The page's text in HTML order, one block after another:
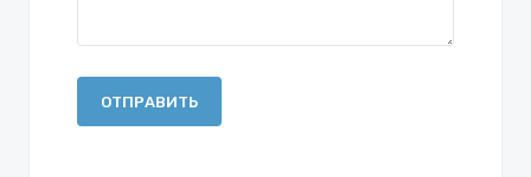
ОТПРАВИТЬ